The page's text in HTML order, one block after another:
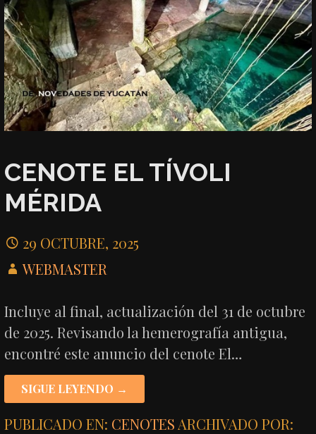
CENOTE EL TÍVOLI
MÉRIDA
29 OCTUBRE, 2025
WEBMASTER
Incluye al final, actualización del 31 de octubre
de 2025. Revisando la hemerografía antigua,
encontré este anuncio del cenote El…
SIGUE LEYENDO →
PUBLICADO EN: CENOTES ARCHIVADO POR: